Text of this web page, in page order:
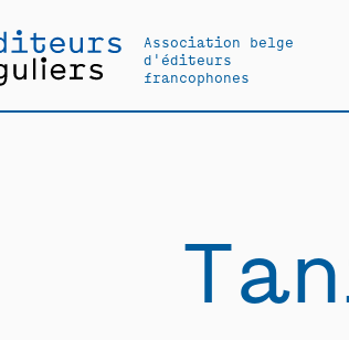
Association belge
d'éditeurs
francophones